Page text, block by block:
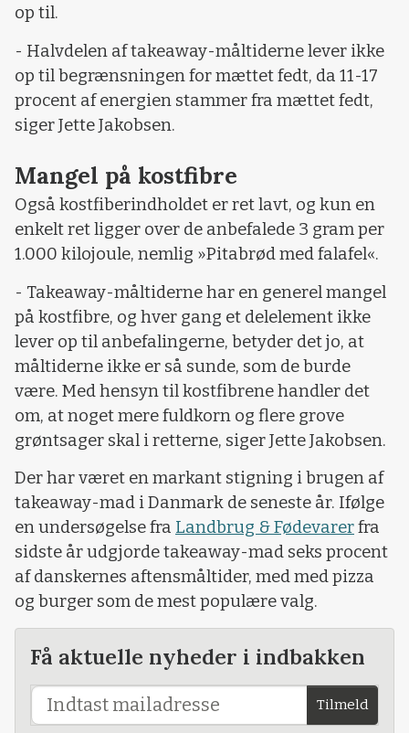
op til.
- Halvdelen af takeaway-måltiderne lever ikke
op til begrænsningen for mættet fedt, da 11-17
procent af energien stammer fra mættet fedt,
siger Jette Jakobsen.
Mangel på kostfibre
Også kostfiberindholdet er ret lavt, og kun en
enkelt ret ligger over de anbefalede 3 gram per
1.000 kilojoule, nemlig »Pitabrød med falafel«.
- Takeaway-måltiderne har en generel mangel
på kostfibre, og hver gang et delelement ikke
lever op til anbefalingerne, betyder det jo, at
måltiderne ikke er så sunde, som de burde
være. Med hensyn til kostfibrene handler det
om, at noget mere fuldkorn og flere grove
grøntsager skal i retterne, siger Jette Jakobsen.
Der har været en markant stigning i brugen af
takeaway-mad i Danmark de seneste år. Ifølge
en undersøgelse fra Landbrug & Fødevarerfra
sidste år udgjorde takeaway-mad seks procent
af danskernes aftensmåltider, med med pizza
og burger som de mest populære valg.
Få aktuelle nyheder i indbakken
Tilmeld